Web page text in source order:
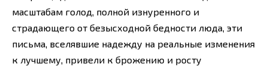
масштабам голод, полной изнуренного и
страдающего от безысходной бедности люда, эти
письма, вселявшие надежду на реальные изменения
к лучшему, привели к брожению и росту